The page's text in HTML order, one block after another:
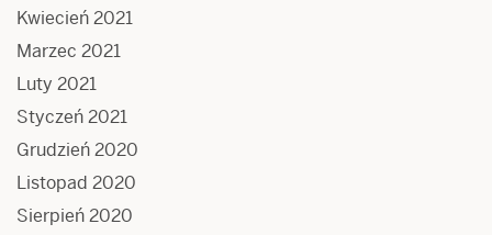
Kwiecień 2021
Marzec 2021
Luty 2021
Styczeń 2021
Grudzień 2020
Listopad 2020
Sierpień 2020